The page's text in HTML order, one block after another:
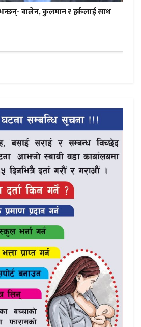
बालेन, कुलमान र हर्कलाई साथ